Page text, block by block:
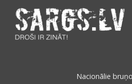
Nacionālie